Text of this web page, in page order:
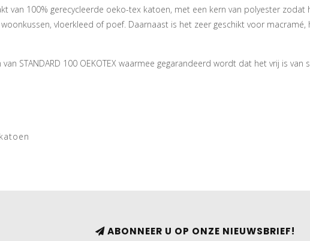
van 100% gerecycleerde oeko-tex katoen, met een kern van polyester
vloerkleed of poef. Daarnaast is het zeer geschikt voor
STANDARD 100 OEKOTEX waarmee gegarandeerd wordt dat het vrij is
ABONNEER U OP ONZE NIEUWSBRIEF!